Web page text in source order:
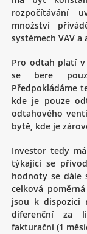
rozpočítávání
množství
systémech VAV
Pro odtah platí
se bere
Předpokládáme
kde je pouze
odtahového
bytě, kde je
Investor tedy
týkající se
hodnoty se dále
celková
jsou k dispozici
diferenční za
fakturační (1